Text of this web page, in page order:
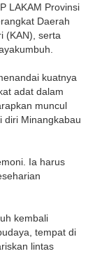
LAKAM Provinsi
Daerah
(KAN), serta
kuatnya
adat dalam
muncul
diri Minangkabau
Ia harus
kembali
tempat di
lintas